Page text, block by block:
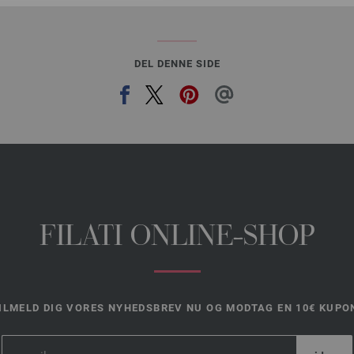
DEL DENNE SIDE
FILATI ONLINE-SHOP
DIG VORES NYHEDSBREV NU OG MODTAG EN 10€